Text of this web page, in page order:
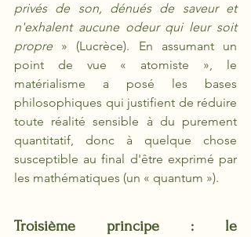
privés de son, dénués de saveur et
n'exhalent aucune odeur qui leur soit
propre » (Lucrèce). En assumant un
point de vue « atomiste », le
matérialisme a posé les bases
philosophiques qui justifient de réduire
toute réalité sensible à du purement
quantitatif, donc à quelque chose
susceptible au final d'être exprimé par
les mathématiques (un « quantum »).
Troisième principe : le